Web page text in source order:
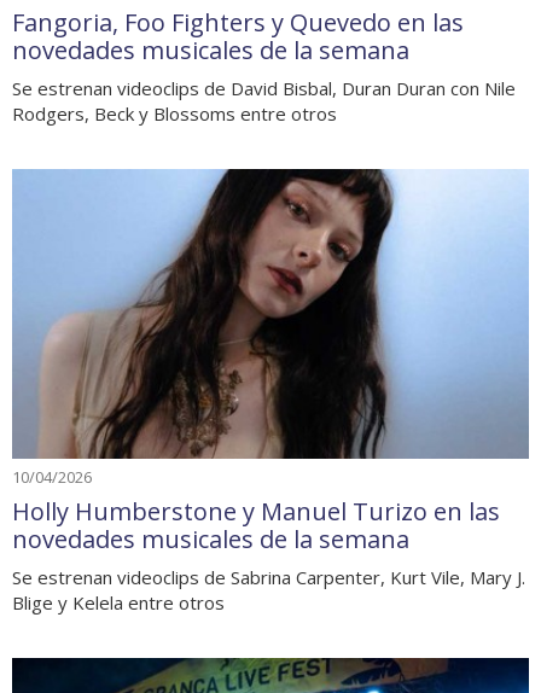
Fangoria, Foo Fighters y Quevedo en las
novedades musicales de la semana
Se estrenan videoclips de David Bisbal, Duran Duran con Nile
Rodgers, Beck y Blossoms entre otros
10/04/2026
Holly Humberstone y Manuel Turizo en las
novedades musicales de la semana
Se estrenan videoclips de Sabrina Carpenter, Kurt Vile, Mary J.
Blige y Kelela entre otros